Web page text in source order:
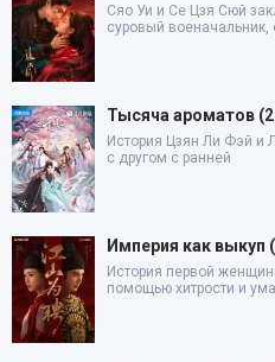
Сяо Уи и Се Цзя Сюй
суровый военачальник,
Тысяча ароматов
История Цзян Ли Фэй и
с другом с ранней
Империя как выкуп
История первой
помощью хитрости и ума